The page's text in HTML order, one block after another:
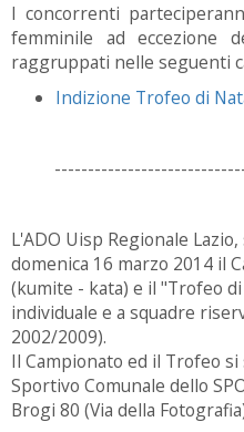
I concorrenti
femminile ad eccezione
raggruppati nelle seguenti
Indizione Trofeo di
L'ADO Uisp Regionale
domenica 16 marzo 2014 il
(kumite - kata) e il "Trofeo
individuale e a squadre
2002/2009).
Il Campionato ed il Trofeo
Sportivo Comunale dello
Brogi 80 (Via della